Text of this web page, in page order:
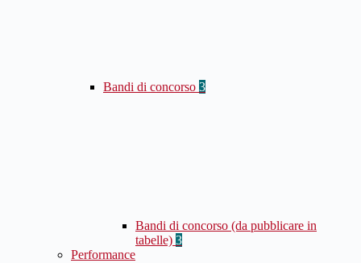
Bandi di concorso 3
Bandi di concorso (da pubblicare in
tabelle) 3
Performance